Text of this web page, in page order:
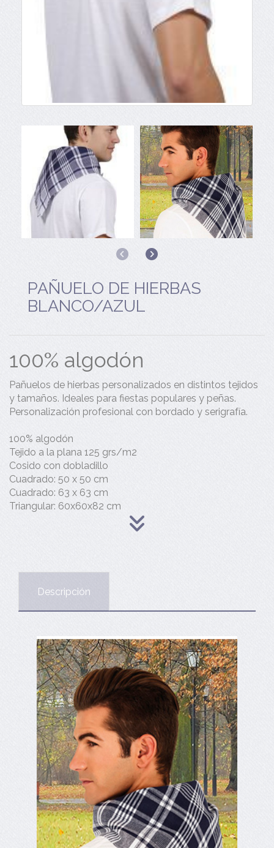
AnteriorSiguiente
PAÑUELO DE HIERBAS
BLANCO/AZUL
100% algodón
Pañuelos de hierbas personalizados en distintos tejidos
y tamaños. Ideales para fiestas populares y peñas.
Personalización profesional con bordado y serigrafía.
100% algodón
Tejido a la plana 125 grs/m2
Cosido con dobladillo
Cuadrado: 50 x 50 cm
Cuadrado: 63 x 63 cm
Triangular: 60x60x82 cm
Descripción